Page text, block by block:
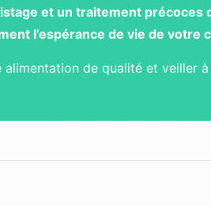
et un traitement précoces
l’espérance de vie de votre
alimentation de qualité et veiller